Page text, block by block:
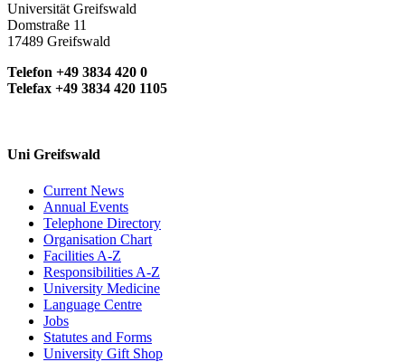
Universität Greifswald
Domstraße 11
17489 Greifswald
Telefon +49 3834 420 0
Telefax +49 3834 420 1105
Uni Greifswald
Current News
Annual Events
Telephone Directory
Organisation Chart
Facilities A-Z
Responsibilities A-Z
University Medicine
Language Centre
Jobs
Statutes and Forms
University Gift Shop